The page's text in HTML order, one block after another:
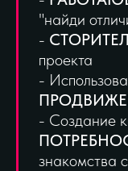
"найди
-
проекта
-
- Создание
знакомства